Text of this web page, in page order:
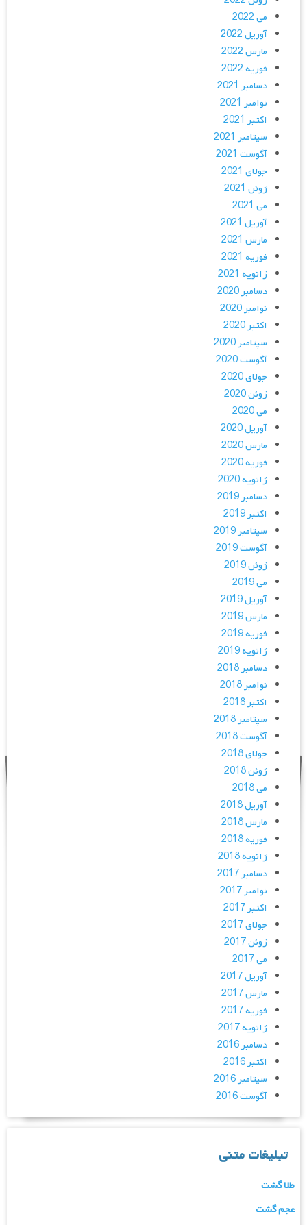
می 2022
آوریل 2022
مارس 2022
فوریه 2022
دسامبر 2021
نوامبر 2021
اکتبر 2021
سپتامبر 2021
آگوست 2021
جولای 2021
ژوئن 2021
می 2021
آوریل 2021
مارس 2021
فوریه 2021
ژانویه 2021
دسامبر 2020
نوامبر 2020
اکتبر 2020
سپتامبر 2020
آگوست 2020
جولای 2020
ژوئن 2020
می 2020
آوریل 2020
مارس 2020
فوریه 2020
ژانویه 2020
دسامبر 2019
اکتبر 2019
سپتامبر 2019
آگوست 2019
ژوئن 2019
می 2019
آوریل 2019
مارس 2019
فوریه 2019
ژانویه 2019
دسامبر 2018
نوامبر 2018
اکتبر 2018
سپتامبر 2018
آگوست 2018
جولای 2018
ژوئن 2018
می 2018
آوریل 2018
مارس 2018
فوریه 2018
ژانویه 2018
دسامبر 2017
نوامبر 2017
اکتبر 2017
جولای 2017
ژوئن 2017
می 2017
آوریل 2017
مارس 2017
فوریه 2017
ژانویه 2017
دسامبر 2016
اکتبر 2016
سپتامبر 2016
آگوست 2016
تبلیغات متنی
طلا گشت
عجم گشت